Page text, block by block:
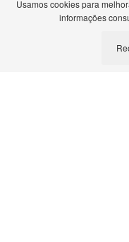
Política de Privacidade
Selos e Certificações-
Usamos cookies para
informações